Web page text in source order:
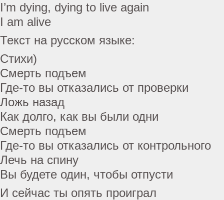
I’m dying, dying to live again
I am alive
Текст на русском языке:
Стихи)
Смерть подъем
Где-то вы отказались от проверки
Ложь назад
Как долго, как вы были одни
Смерть подъем
Где-то вы отказались от контрольного
Лечь на спину
Вы будете один, чтобы отпусти
И сейчас ты опять проиграл